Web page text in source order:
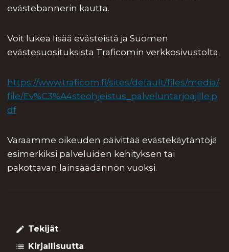
evästebannerin kautta.
Voit lukea lisää evästeistä ja Suomen
evästesuosituksista Traficomin verkkosivustolta
https://www.traficom.fi/sites/default/files/media/
file/Ev%C3%A4steohjeistus_palveluntarjoajille.p
df
Varaamme oikeuden päivittää evästekäytäntöjä
esimerkiksi palveluiden kehityksen tai
pakottavan lainsäädännön vuoksi.
create Tekijät
list Kirjallisuutta